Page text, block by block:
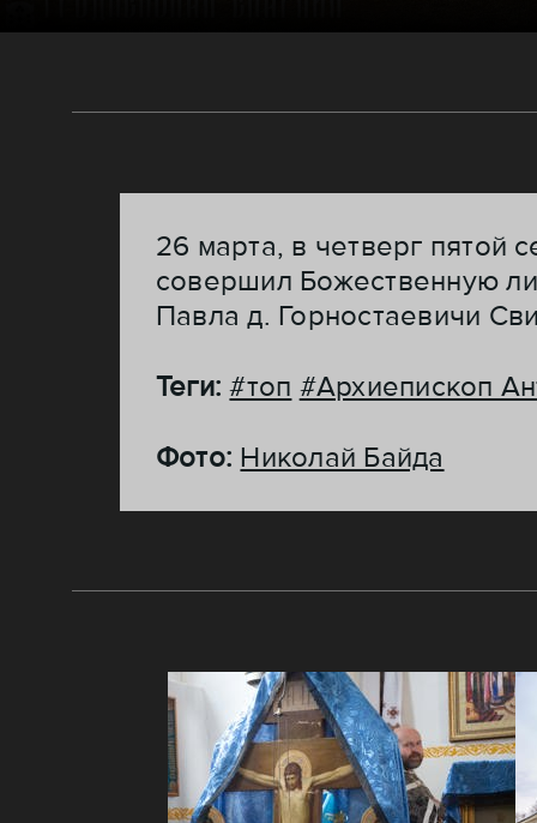
26 марта, в четверг пятой
совершил Божественную
Павла д. Горностаевичи
Теги:#топ #Архиепископ
Фото: Николай Байда